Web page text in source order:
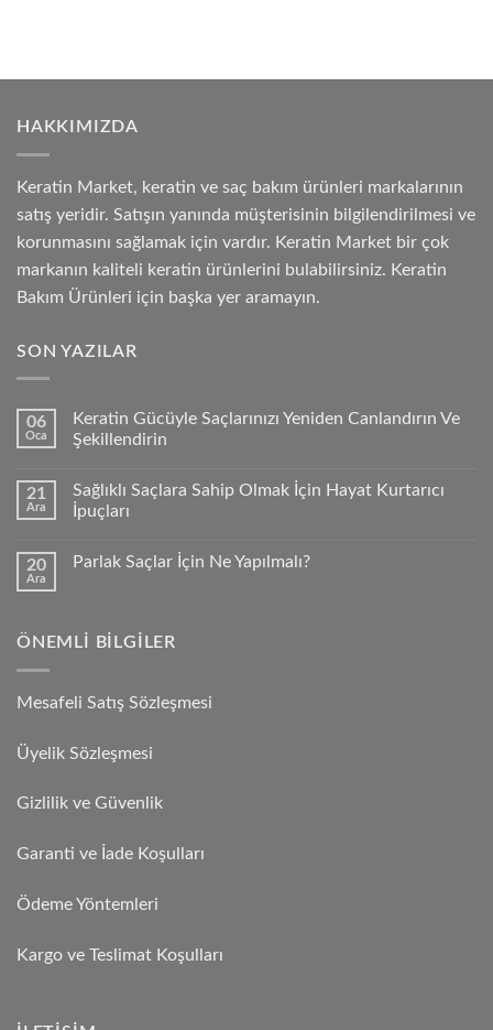
HAKKIMIZDA
Keratin Market, keratin ve saç bakım ürünleri markalarının
satış yeridir. Satışın yanında müşterisinin bilgilendirilmesi ve
korunmasını sağlamak için vardır. Keratin Market bir çok
markanın kaliteli keratin ürünlerini bulabilirsiniz. Keratin
Bakım Ürünleri için başka yer aramayın.
SON YAZILAR
06
Oca
Keratin Gücüyle Saçlarınızı Yeniden Canlandırın Ve
Şekillendirin
21
Ara
Sağlıklı Saçlara Sahip Olmak İçin Hayat Kurtarıcı
İpuçları
20
Ara
Parlak Saçlar İçin Ne Yapılmalı?
ÖNEMLI BILGILER
Mesafeli Satış Sözleşmesi
Üyelik Sözleşmesi
Gizlilik ve Güvenlik
Garanti ve İade Koşulları
Ödeme Yöntemleri
Kargo ve Teslimat Koşulları